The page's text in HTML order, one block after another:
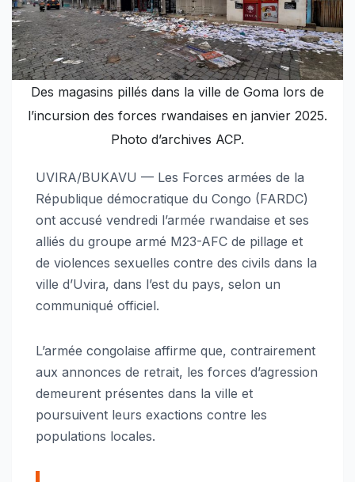
Des magasins pillés dans la ville de Goma lors de
l’incursion des forces rwandaises en janvier 2025.
Photo d’archives ACP.
UVIRA/BUKAVU — Les Forces armées de la
République démocratique du Congo (FARDC)
ont accusé vendredi l’armée rwandaise et ses
alliés du groupe armé M23-AFC de pillage et
de violences sexuelles contre des civils dans la
ville d’Uvira, dans l’est du pays, selon un
communiqué officiel.
L’armée congolaise affirme que, contrairement
aux annonces de retrait, les forces d’agression
demeurent présentes dans la ville et
poursuivent leurs exactions contre les
populations locales.